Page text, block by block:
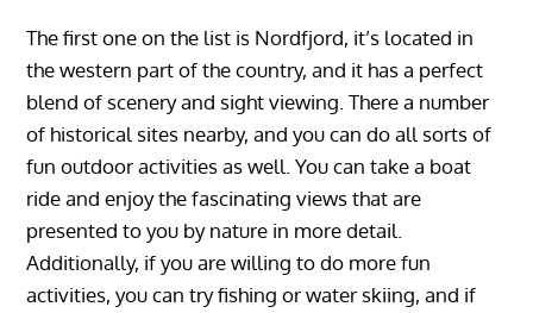
The first one on the list is Nordfjord, it’s located in
the western part of the country, and it has a perfect
blend of scenery and sight viewing. There a number
of historical sites nearby, and you can do all sorts of
fun outdoor activities as well. You can take a boat
ride and enjoy the fascinating views that are
presented to you by nature in more detail.
Additionally, if you are willing to do more fun
activities, you can try fishing or water skiing, and if